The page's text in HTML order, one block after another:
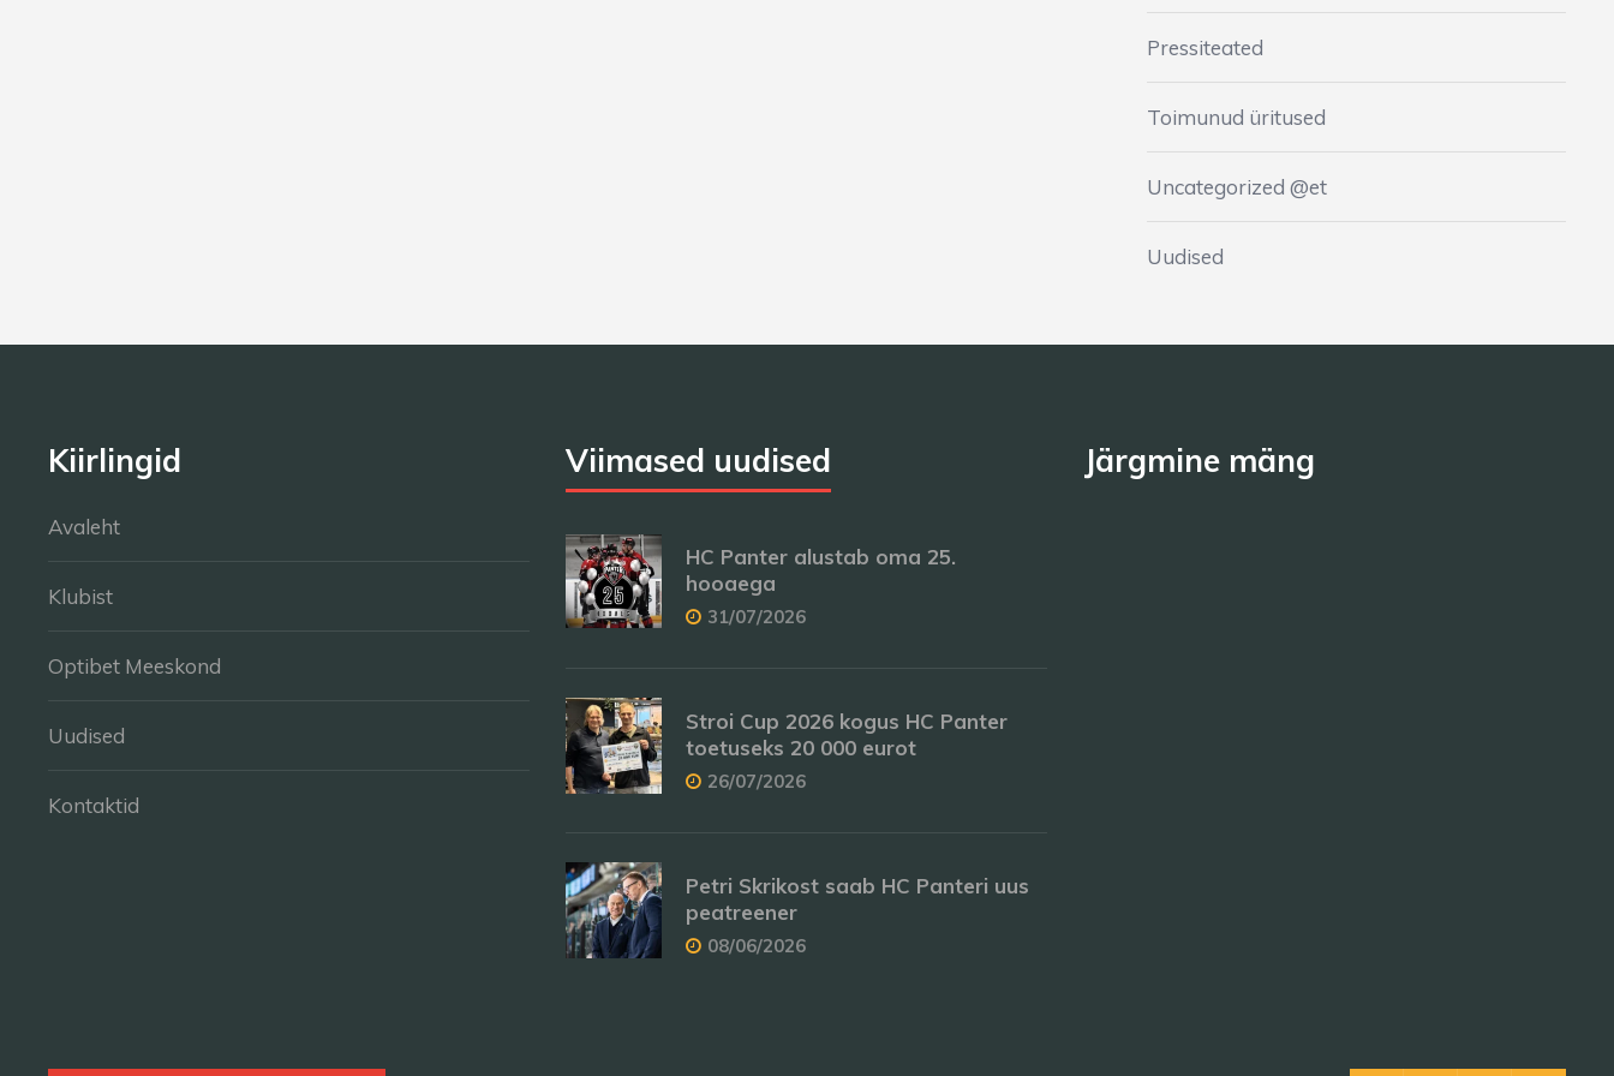
Pressiteated
Toimunud üritused
Uncategorized @et
Uudised
Kiirlingid
Avaleht
Klubist
Optibet Meeskond
Uudised
Kontaktid
Viimased uudised
HC Panter alustab oma 25.
hooaega
31/07/2026
Stroi Cup 2026 kogus HC Panter
toetuseks 20 000 eurot
26/07/2026
Petri Skrikost saab HC Panteri uus
peatreener
08/06/2026
Järgmine mäng